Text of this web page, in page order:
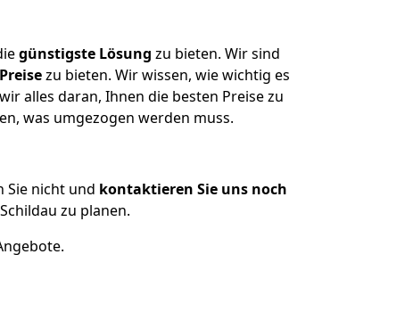
günstigste Lösung zu bieten. Wir sind
zu bieten. Wir wissen, wie wichtig es
alles daran, Ihnen die besten Preise zu
was umgezogen werden muss.
Sie nicht und kontaktieren Sie uns noch
zu planen.